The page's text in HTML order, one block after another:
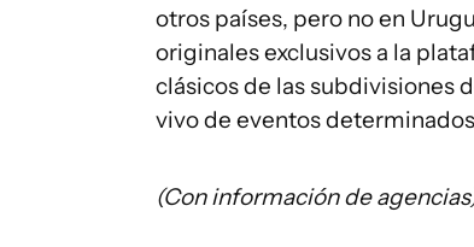
otros países, pero no en
originales exclusivos a la
clásicos de las subdivisiones
vivo de eventos
(Con información de